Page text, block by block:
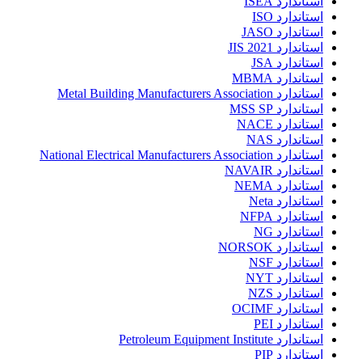
استاندارد ISO
استاندارد JASO
استاندارد JIS 2021
استاندارد JSA
استاندارد MBMA
استاندارد Metal Building Manufacturers Association
استاندارد MSS SP
استاندارد NACE
استاندارد NAS
استاندارد National Electrical Manufacturers Association
استاندارد NAVAIR
استاندارد NEMA
استاندارد Neta
استاندارد NFPA
استاندارد NG
استاندارد NORSOK
استاندارد NSF
استاندارد NYT
استاندارد NZS
استاندارد OCIMF
استاندارد PEI
استاندارد Petroleum Equipment Institute
استاندارد PIP